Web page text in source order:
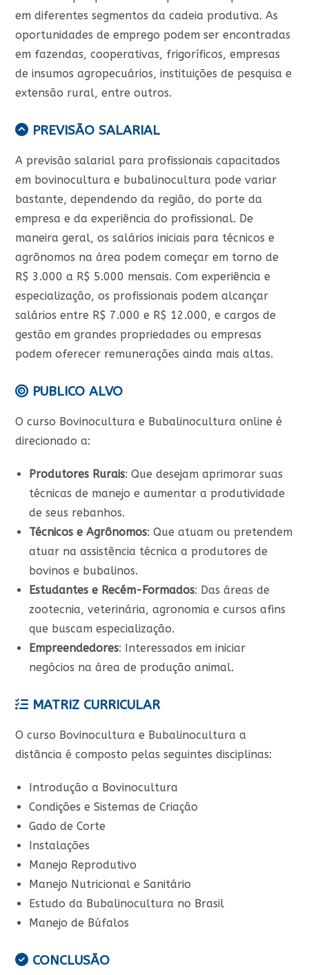
em diferentes segmentos da cadeia produtiva. As
oportunidades de emprego podem ser encontradas
em fazendas, cooperativas, frigoríficos, empresas
de insumos agropecuários, instituições de pesquisa e
extensão rural, entre outros.
PREVISÃO SALARIAL
A previsão salarial para profissionais capacitados
em bovinocultura e bubalinocultura pode variar
bastante, dependendo da região, do porte da
empresa e da experiência do profissional. De
maneira geral, os salários iniciais para técnicos e
agrônomos na área podem começar em torno de
R$ 3.000 a R$ 5.000 mensais. Com experiência e
especialização, os profissionais podem alcançar
salários entre R$ 7.000 e R$ 12.000, e cargos de
gestão em grandes propriedades ou empresas
podem oferecer remunerações ainda mais altas.
PUBLICO ALVO
O curso Bovinocultura e Bubalinocultura online é
direcionado a:
Produtores Rurais: Que desejam aprimorar suas
técnicas de manejo e aumentar a produtividade
de seus rebanhos.
Técnicos e Agrônomos: Que atuam ou pretendem
atuar na assistência técnica a produtores de
bovinos e bubalinos.
Estudantes e Recém-Formados: Das áreas de
zootecnia, veterinária, agronomia e cursos afins
que buscam especialização.
Empreendedores: Interessados em iniciar
negócios na área de produção animal.
MATRIZ CURRICULAR
O curso Bovinocultura e Bubalinocultura a
distância é composto pelas seguintes disciplinas:
Introdução a Bovinocultura
Condições e Sistemas de Criação
Gado de Corte
Instalações
Manejo Reprodutivo
Manejo Nutricional e Sanitário
Estudo da Bubalinocultura no Brasil
Manejo de Búfalos
CONCLUSÃO